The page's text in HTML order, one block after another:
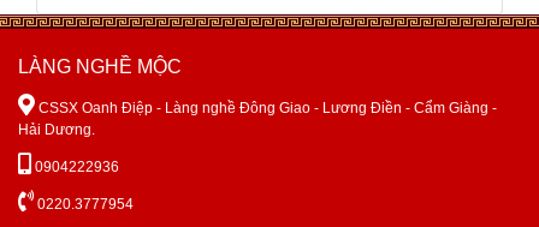
LÀNG NGHỀ MỘC
 CSSX Oanh Điệp - Làng nghề Đông Giao - Lương Điền - Cẩm Giàng -
Hải Dương.
 0904222936
 0220.3777954